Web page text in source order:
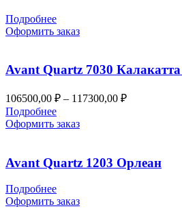
Подробнее
Оформить заказ
Avant Quartz 7030
106500,00 ₽ – 117300,00 ₽Диапазон
Подробнее
Оформить заказ
Avant Quartz 1203 Орлеан
Подробнее
Оформить заказ